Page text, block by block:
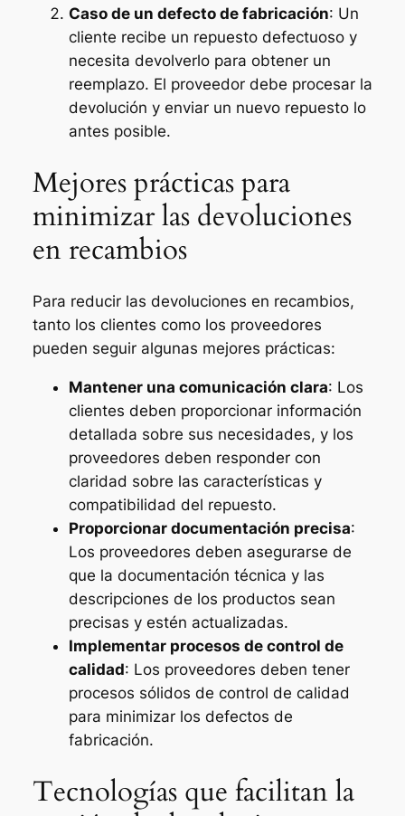
Caso de un defecto de fabricación: Un
cliente recibe un repuesto defectuoso y
necesita devolverlo para obtener un
reemplazo. El proveedor debe procesar la
devolución y enviar un nuevo repuesto lo
antes posible.
Mejores prácticas para
minimizar las devoluciones
en recambios
Para reducir las devoluciones en recambios,
tanto los clientes como los proveedores
pueden seguir algunas mejores prácticas:
Mantener una comunicación clara: Los
clientes deben proporcionar información
detallada sobre sus necesidades, y los
proveedores deben responder con
claridad sobre las características y
compatibilidad del repuesto.
Proporcionar documentación precisa:
Los proveedores deben asegurarse de
que la documentación técnica y las
descripciones de los productos sean
precisas y estén actualizadas.
Implementar procesos de control de
calidad: Los proveedores deben tener
procesos sólidos de control de calidad
para minimizar los defectos de
fabricación.
Tecnologías que facilitan la